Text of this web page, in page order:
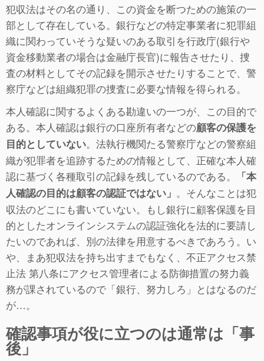
犯収法はその名の通り、この資金を断つための施策の一
部として存在している。銀行などの特定事業者に犯罪組
織に関わっていそうな疑いのある取引を行政庁(銀行や
資金移動業者の場合は金融庁長官)に報告させたり、捜
査の材料としてその記録を開示させたりすることで、警
察庁などは組織犯罪の捜査に必要な情報を得られる。
本人確認に関するよくある勘違いの一つが、この目的で
ある。本人確認は銀行の口座所有者などの顧客の保護を
目的としていない。法執行機関たる警察庁などの警察組
織が犯罪者を追跡するための情報として、正確な本人確
認に基づく各種取引の記録を残しているのである。
「本
人確認の目的は顧客の認証ではない」 。そんなことは犯
収法のどこにも書いていない。もし銀行に顧客保護を目
的としたオンラインシステムの認証強化を法的に要請し
たいのであれば、別の法律を用意するべきであろう。い
や、まあ犯収法を持ち出すまでもなく、不正アクセス禁
止法 第八条にアクセス管理者による防御措置の努力義
務が課されているので「銀行、努力しろ」とはなるのだ
が…。
確認事項が役に立つのは通常は「事
後」